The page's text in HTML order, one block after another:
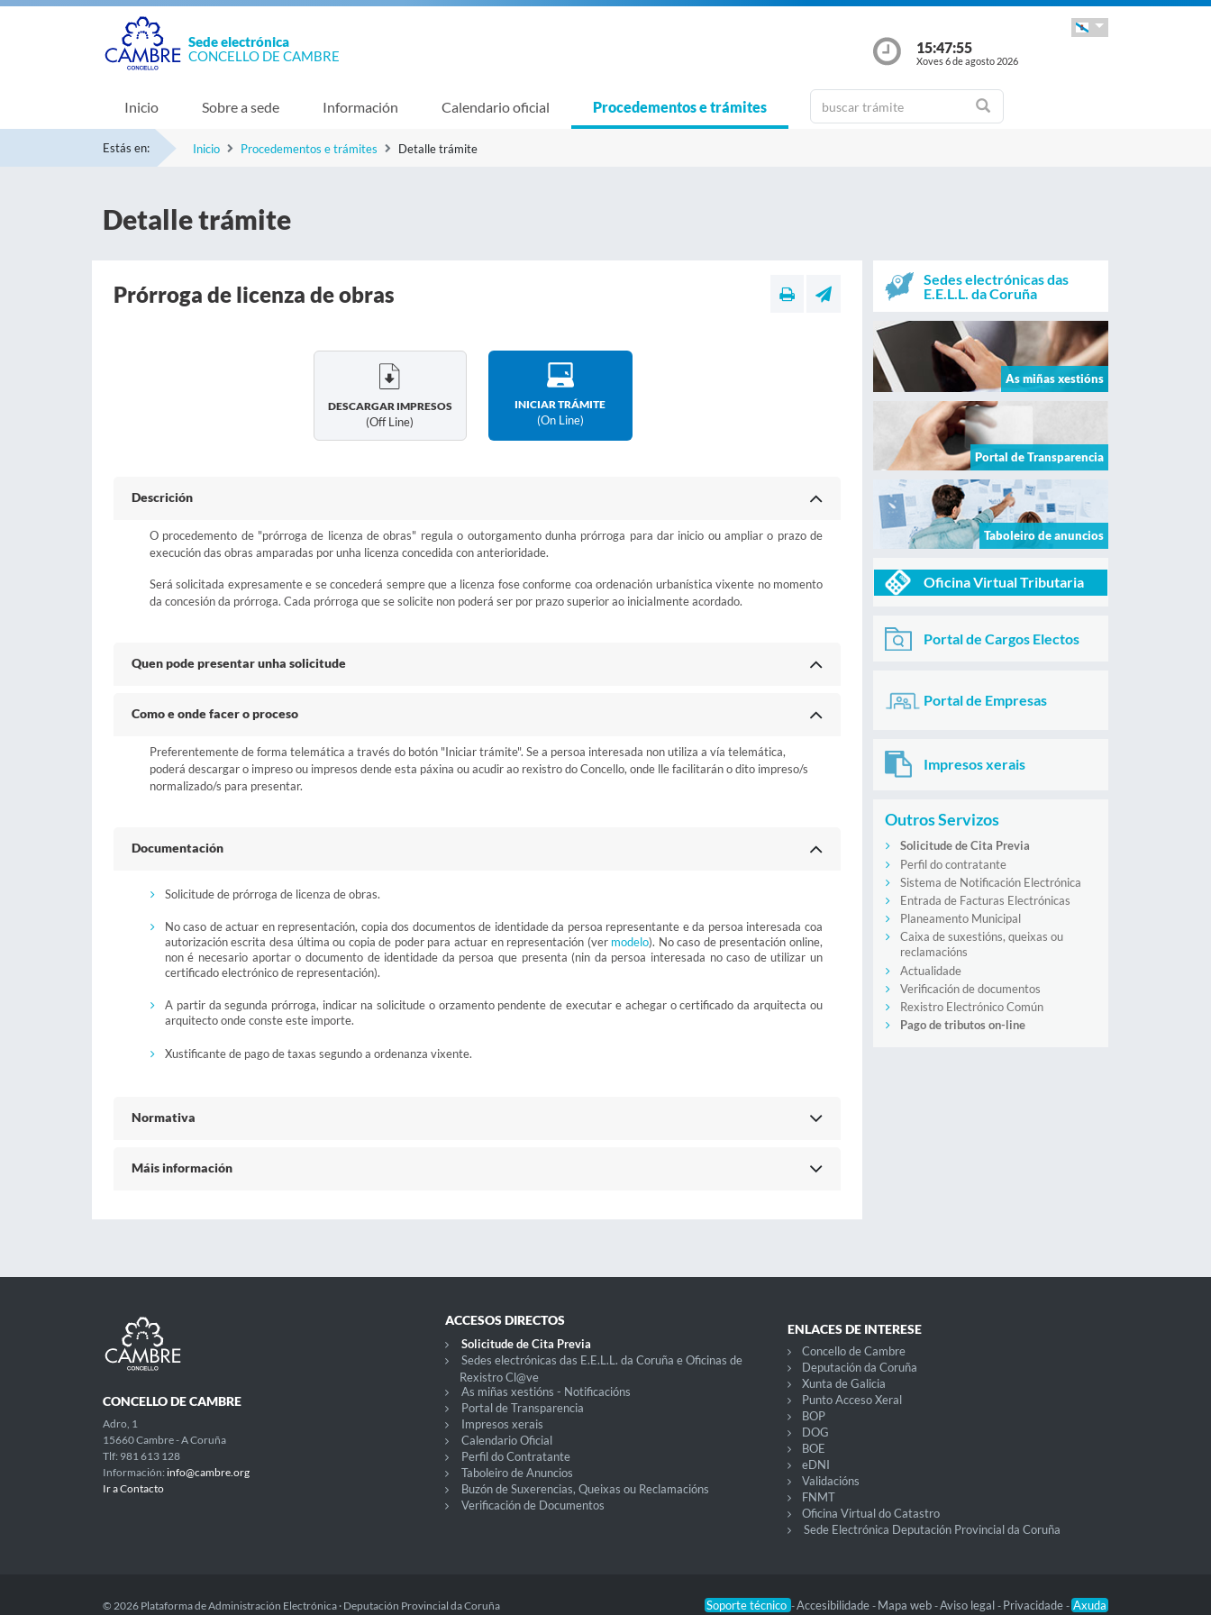
Sede electrónica
CONCELLO DE CAMBRE
15:47:55
Xoves 6 de agosto 2026
Inicio Sobre a sede Información Calendario oficial Procedementos e trámites
Estás en: Inicio Procedementos e trámites Detalle trámite
Detalle trámite
Prórroga de licenza de obras
DESCARGAR IMPRESOS
(off Line)
INICIAR TRÁMITE
(on Line)
Descrición
O procedemento de "prórroga de licenza de obras" regula o outorgamento dunha prórroga para dar inicio ou ampliar o prazo de
execución das obras amparadas por unha licenza concedida con anterioridade.
Será solicitada expresamente e se concederá sempre que a licenza fose conforme coa ordenación urbanística vixente no momento
da concesión da prórroga. Cada prórroga que se solicite non poderá ser por prazo superior ao inicialmente acordado.
Quen pode presentar unha solicitude
Como e onde facer o proceso
Preferentemente de forma telemática a través do botón "Iniciar trámite". Se a persoa interesada non utiliza a vía telemática,
poderá descargar o impreso ou impresos dende esta páxina ou acudir ao rexistro do Concello, onde lle facilitarán o dito impreso/s
normalizado/s para presentar.
Documentación
Solicitude de prórroga de licenza de obras.
No caso de actuar en representación, copia dos documentos de identidade da persoa representante e da persoa interesada coa
autorización escrita desa última ou copia de poder para actuar en representación (ver modelo). No caso de presentación online,
non é necesario aportar o documento de identidade da persoa que presenta (nin da persoa interesada no caso de utilizar un
certificado electrónico de representación).
A partir da segunda prórroga, indicar na solicitude o orzamento pendente de executar e achegar o certificado da arquitecta ou
arquitecto onde conste este importe.
Xustificante de pago de taxas segundo a ordenanza vixente.
Normativa
Máis información
Sedes electrónicas das
E.E.L.L. da Coruña
As miñas xestións
Portal de Transparencia
Taboleiro de anuncios
Oficina Virtual Tributaria
Portal de Cargos Electos
Portal de Empresas
Impresos xerais
Outros Servizos
Solicitude de Cita Previa
Perfil do contratante
Sistema de Notificación Electrónica
Entrada de Facturas Electrónicas
Planeamento Municipal
Caixa de suxestións, queixas ou
reclamacións
Actualidade
Verificación de documentos
Rexistro Electrónico Común
Pago de tributos on-line
CONCELLO DE CAMBRE
Adro, 1
15660 Cambre - A Coruña
Tlf: 981 613 128
Información: info@cambre.org
Ir a Contacto
ACCESOS DIRECTOS
Solicitude de Cita Previa
Sedes electrónicas das E.E.L.L. da Coruña e Oficinas de
Rexistro Cl@ve
As miñas xestións - Notificacións
Portal de Transparencia
Impresos xerais
Calendario Oficial
Perfil do Contratante
Taboleiro de Anuncios
Buzón de Suxerencias, Queixas ou Reclamacións
Verificación de Documentos
ENLACES DE INTERESE
Concello de Cambre
Deputación da Coruña
Xunta de Galicia
Punto Acceso Xeral
BOP
DOG
BOE
eDNI
Validacións
FNMT
Oficina Virtual do Catastro
Sede Electrónica Deputación Provincial da Coruña
Soporte técnico -Accesibilidade - Mapa web -Aviso legal - Privacidade - Axuda
© 2026 Plataforma de Administración Electrónica · Deputación Provincial da Coruña